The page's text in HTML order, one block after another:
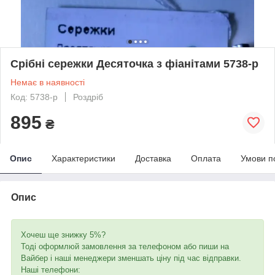
Срібні сережки Десяточка з фіанітами 5738-р
Немає в наявності
Код: 5738-р
Роздріб
895 ₴
Опис Характеристики Доставка Оплата Умови
Опис
Хочеш ще знижку 5%?
Тоді оформлюй замовлення за телефоном або пиши на
Вайбер і наші менеджери зменшать ціну під час відправки.
Наші телефони: